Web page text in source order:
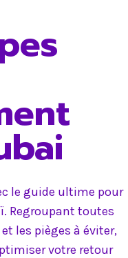
le guide ultime pour
Regroupant toutes
les pièges à éviter,
votre retour